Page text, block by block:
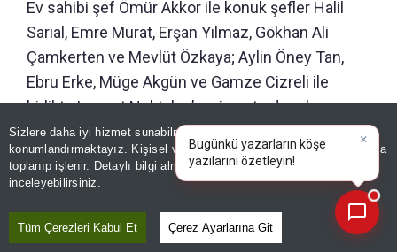
Sizlere daha iyi hizmet sunabilmek adına sitemizde
konumlandırmaktayız. Kişisel verileriniz, KVKK ve GDPR kapsamında
toplanıp işlenir. Detaylı bilgi almak içinAydınlatma Metnimizi
inceleyebilirsiniz.
Tüm Çerezleri Kabul Et Çerez Ayarlarına Git
Ev sahibi şef Ömür Akkor ile konuk şefler Halil
Sarıal, Emre Murat, Erşan Yılmaz, Gökhan Ali
Çamkerten ve Mevlüt Özkaya; Aylin Öney Tan,
Ebru Erke, Müge Akgün ve Gamze Cizreli ile
birlikte Lezzet Noktaları’nı ziyaret edecek.
100. YIL KENT PARKI’NDA DOKUZ GÜN
KONSER
100. Yıl Kent Parkı’ndaki ücretsiz konserlerde